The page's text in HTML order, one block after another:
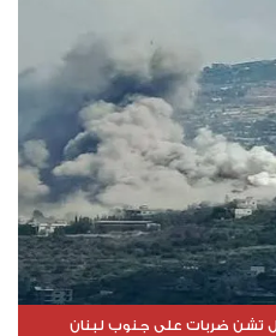
تشن ضربات على جنوب لبنان